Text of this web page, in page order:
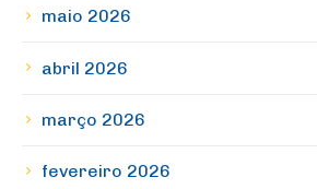
maio 2026
abril 2026
março 2026
fevereiro 2026